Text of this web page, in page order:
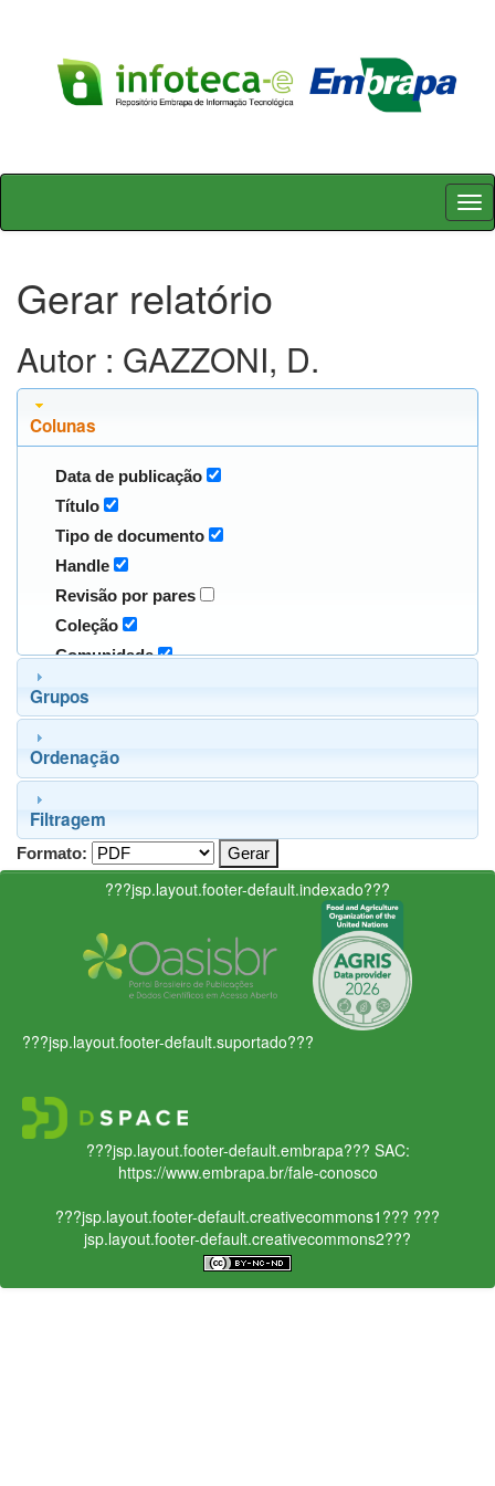
Skip
Gerar relatório
Autor : GAZZONI, D.
Colunas
Data de publicação
Título
Tipo de documento
Handle
Revisão por pares
Coleção
Comunidade
Grupos
Ordenação
Filtragem
Formato:
???jsp.layout.footer-default.indexado???
???jsp.layout.footer-default.suportado???
???jsp.layout.footer-default.embrapa??? SAC:
https://www.embrapa.br/fale-conosco
???jsp.layout.footer-default.creativecommons1??? ???
jsp.layout.footer-default.creativecommons2???